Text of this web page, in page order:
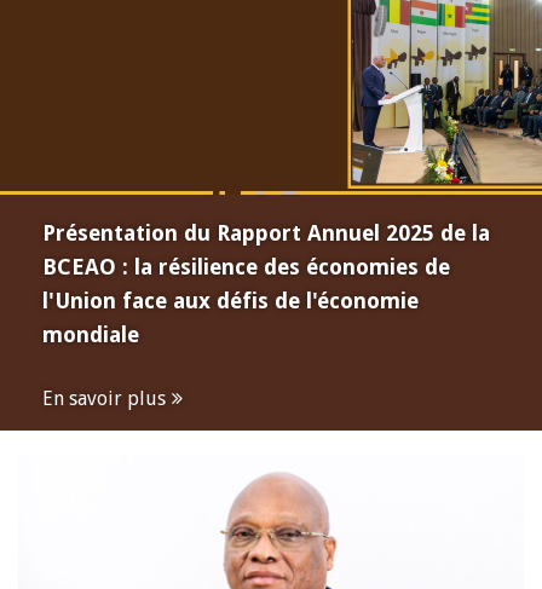
Présentation du Rapport Annuel 2025 de la
BCEAO : la résilience des économies de
l'Union face aux défis de l'économie
mondiale
En savoir plus